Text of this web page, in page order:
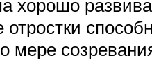
хорошо
мере